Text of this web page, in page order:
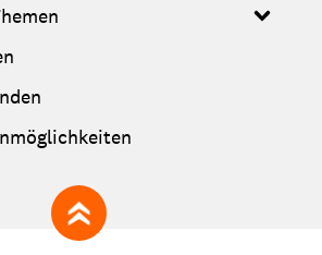
zum Seitenanfang